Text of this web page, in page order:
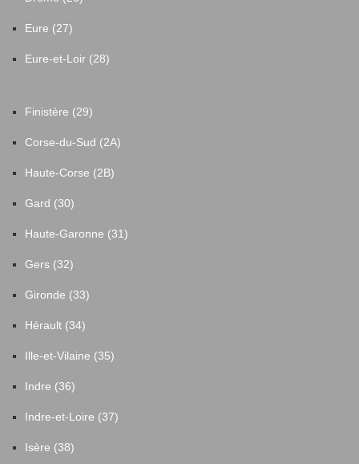
Eure (27)
Eure-et-Loir (28)
Finistère (29)
Corse-du-Sud (2A)
Haute-Corse (2B)
Gard (30)
Haute-Garonne (31)
Gers (32)
Gironde (33)
Hérault (34)
Ille-et-Vilaine (35)
Indre (36)
Indre-et-Loire (37)
Isère (38)